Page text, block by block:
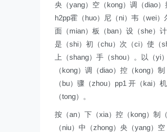
央（yang）空（kong）调（diao
h2pp霍（huo）尼（ni）韦（wei
面（mian）板（ban）设（she）
是（shi）初（chu）次（ci）使（
上（shang）手（shou）。以（
（kong）调（diao）控（kong）
（bu）骤（zhou）pp1 开（kai）
（tong）。
按（an）下（xia）控（kong）制
（niu）中（zhong）央（yang）